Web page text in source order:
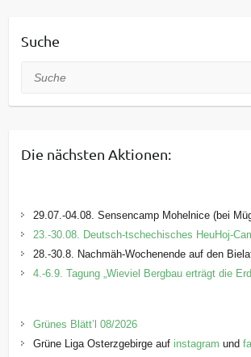
Suche
Suche
Die nächsten Aktionen:
29.07.-04.08. Sensencamp Mohelnice (bei
23.-30.08. Deutsch-tschechisches HeuHoj-
28.-30.8. Nachmäh-Wochenende auf den
4.-6.9. Tagung „Wieviel Bergbau erträgt die
Grünes Blätt’l 08/2026
Grüne Liga Osterzgebirge auf instagram und